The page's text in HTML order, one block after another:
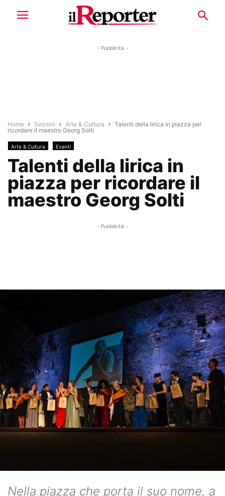
- Pubblicità -
Home Sezioni Arte & Cultura
Talenti della lirica in piazza per
ricordare il maestro Georg Solti
Arte & Cultura Eventi
Talenti della lirica in
piazza per ricordare il
maestro Georg Solti
- Pubblicità -
Nella piazza che porta il suo nome, a